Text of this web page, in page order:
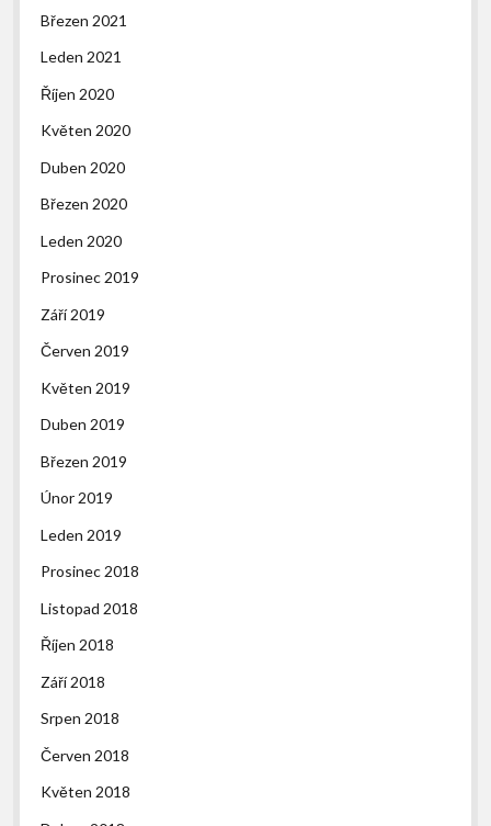
Březen 2021
Leden 2021
Říjen 2020
Květen 2020
Duben 2020
Březen 2020
Leden 2020
Prosinec 2019
Září 2019
Červen 2019
Květen 2019
Duben 2019
Březen 2019
Únor 2019
Leden 2019
Prosinec 2018
Listopad 2018
Říjen 2018
Září 2018
Srpen 2018
Červen 2018
Květen 2018